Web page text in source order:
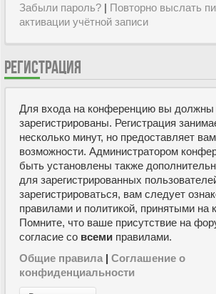
Забыли пароль? | Повторно выслать
активации учётной записи
РЕГИСТРАЦИЯ
Для входа на конференцию вы
зарегистрированы. Регистрация
несколько минут, но предоставляет
возможности. Администратором
быть установлены также
для зарегистрированных
зарегистрироваться, вам следует
правилами и политикой, принятыми на
Помните, что ваше присутствие на
согласие со всеми правилами.
Общие правила | Соглашение о
конфиденциальности